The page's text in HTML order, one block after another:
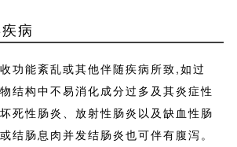
病
功能紊乱或其他伴随疾病所致,如过
结构中不易消化成分过多及其炎症性
死性肠炎、放射性肠炎以及缺血性肠
结肠息肉并发结肠炎也可伴有腹泻。